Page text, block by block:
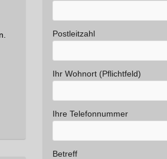
Postleitzahl
Ihr Wohnort (Pflichtfeld)
Ihre Telefonnummer
Betreff